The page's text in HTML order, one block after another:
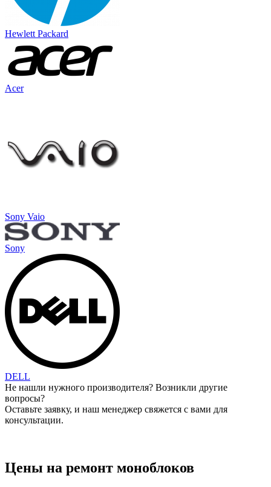
Hewlett Packard
Acer
Sony Vaio
Sony
DELL
Не нашли нужного производителя? Возникли другие
вопросы?
Оставьте заявку, и наш менеджер свяжется с вами для
консультации.
Цены на ремонт моноблоков